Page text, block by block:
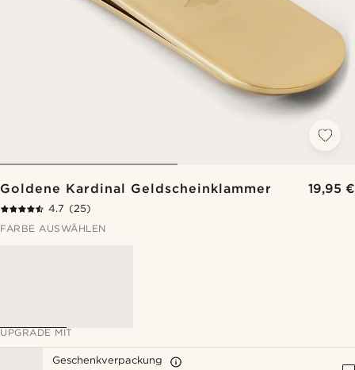
Goldene Kardinal Geldscheinklammer 19,95 €
4.7 (25)
FARBE AUSWÄHLEN
UPGRADE MIT
Geschenkverpackung